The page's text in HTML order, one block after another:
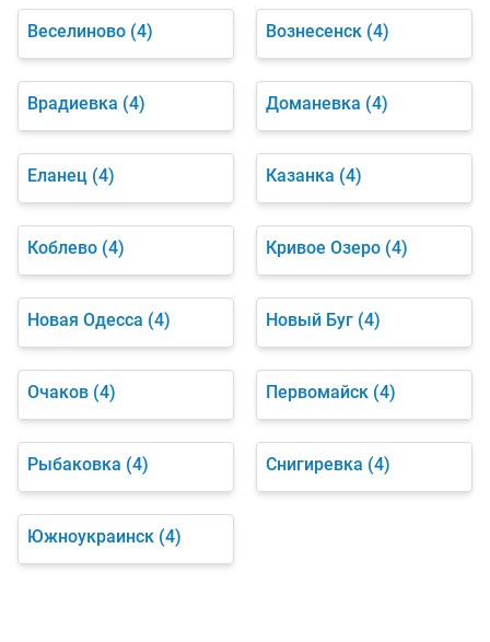
Веселиново (4) Вознесенск (4)
Врадиевка (4) Доманевка (4)
Еланец (4) Казанка (4)
Коблево (4) Кривое Озеро (4)
Новая Одесса (4) Новый Буг (4)
Очаков (4) Первомайск (4)
Рыбаковка (4) Снигиревка (4)
Южноукраинск (4)